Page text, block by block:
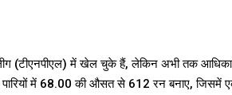
लीग (टीएनपीएल) में खेल चुके हैं, लेकिन अभी तक
पारियों में 68.00 की औसत से 612 रन बनाए, जिसमें